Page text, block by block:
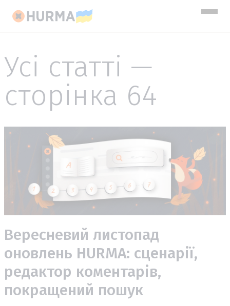
Усі статті —
сторінка 64
Вересневий листопад
оновлень HURMA: сценарії,
редактор коментарів,
покращений пошук